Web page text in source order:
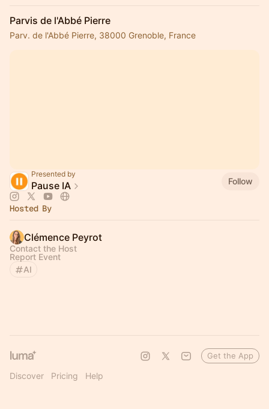
Parvis de l'Abbé Pierre
Parv. de l'Abbé Pierre, 38000 Grenoble, France
Presented by
Pause IA Follow
Hosted By
Clémence Peyrot
Contact the Host
Report Event
AI
Discover Pricing Help
Get the App